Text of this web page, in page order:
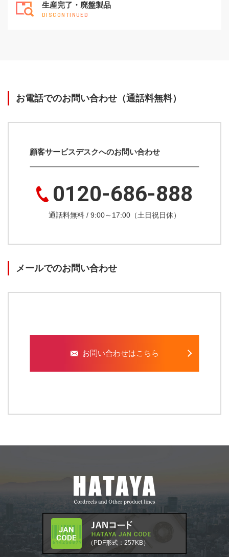
生産完了・廃盤製品
DISCONTINUED
お電話でのお問い合わせ（通話料無料）
顧客サービスデスクへのお問い合わせ
0120-686-888
通話料無料 / 9:00～17:00（土日祝日休）
メールでのお問い合わせ
お問い合わせはこちら
（PDF形式：257KB）